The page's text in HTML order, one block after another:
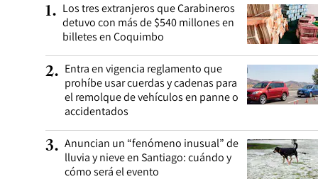
1. Los tres extranjeros que Carabineros
detuvo con más de $540 millones en
billetes en Coquimbo
2. Entra en vigencia reglamento que
prohíbe usar cuerdas y cadenas para
el remolque de vehículos en panne o
accidentados
3. Anuncian un “fenómeno inusual” de
lluvia y nieve en Santiago: cuándo y
cómo será el evento